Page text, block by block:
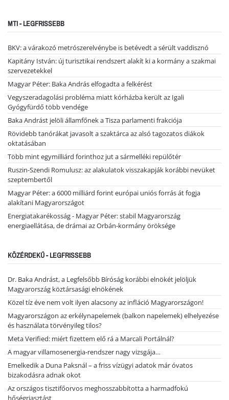
MTI - LEGFRISSEBB
BKV: a várakozó metrószerelvénybe is betévedt a sérült vaddisznó
Kapitány István: új turisztikai rendszert alakít ki a kormány a szakmai
szervezetekkel
Magyar Péter: Baka András elfogadta a felkérést
Vegyszeradagolási probléma miatt kórházba került az Igali
Gyógyfürdő több vendége
Baka Andrást jelöli államfőnek a Tisza parlamenti frakciója
Rövidebb tanórákat javasolt a szaktárca az alsó tagozatos diákok
oktatásában
Több mint egymilliárd forinthoz jut a sármelléki repülőtér
Ruszin-Szendi Romulusz: az alakulatok visszakapják korábbi nevüket
szeptembertől
Magyar Péter: a 6000 milliárd forint európai uniós forrás át fogja
alakítani Magyarországot
Energiatakarékosság - Magyar Péter: stabil Magyarország
energiaellátása, de drámai az Orbán-kormány öröksége
KÖZÉRDEKŰ - LEGFRISSEBB
Dr. Baka Andrást, a Legfelsőbb Bíróság korábbi elnökét jelöljük
Magyarország köztársasági elnökének
Közel tíz éve nem volt ilyen alacsony az infláció Magyarországon!
Magyarországon az erkélynapelemek (balkon napelemek) elhelyezése
és használata törvényileg tilos?
Meta Verified: miért fizettem elő rá a Marcali Portálnál?
A magyar villamosenergia-rendszer nagy vizsgája…
Emelkedik a Duna Paksnál – a friss vízügyi adatok már óvatos
bizakodásra adnak okot
Az országos tisztifőorvos meghosszabbította a harmadfokú
hőségriasztást